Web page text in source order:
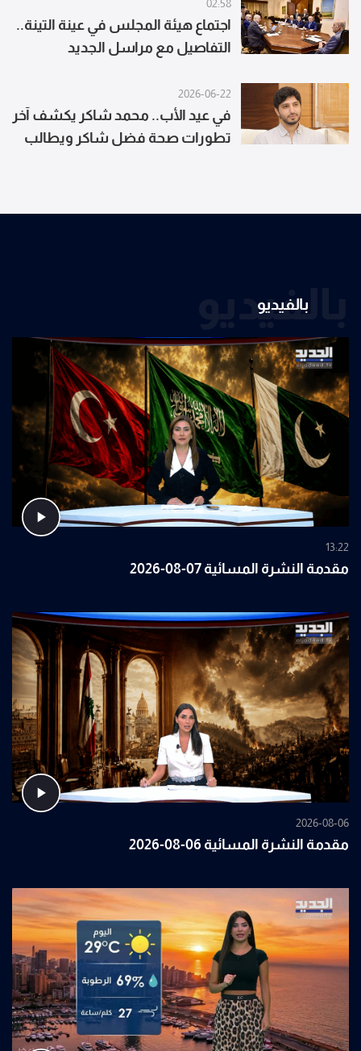
02:58
اجتماع هيئة المجلس في عينة التينة..
التفاصيل مع مراسل الجديد
2026-06-22
في عيد الأب.. محمد شاكر يكشف آخر
تطورات صحة فضل شاكر ويطالب
بالفيديو
بالفيديو
13:22
مقدمة النشرة المسائية 07-08-2026
2026-08-06
مقدمة النشرة المسائية 06-08-2026